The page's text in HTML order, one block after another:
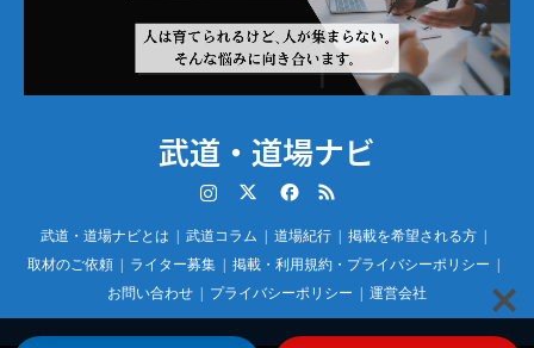
武道・道場ナビ
RSS
武道・道場ナビとは 武道コラム 道場紀行
掲載を希望される方
取材のご依頼
ライター募集
掲載・利用規約・プライバシーポリシー
お問い合わせ
プライバシーポリシー 運営会社